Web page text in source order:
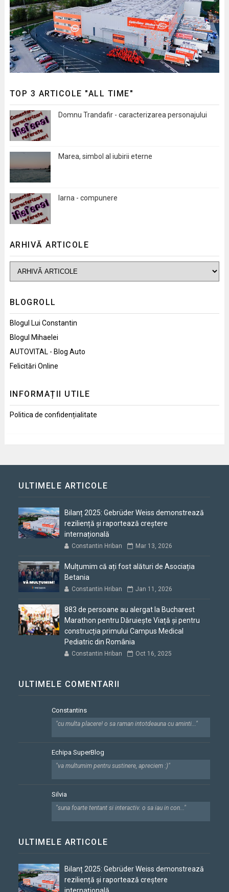
TOP 3 ARTICOLE "ALL TIME"
Domnu Trandafir - caracterizarea personajului
Marea, simbol al iubirii eterne
Iarna - compunere
ARHIVĂ ARTICOLE
BLOGROLL
Blogul Lui Constantin
Blogul Mihaelei
AUTOVITAL - Blog Auto
Felicitări Online
INFORMAȚII UTILE
Politica de confidențialitate
ULTIMELE ARTICOLE
Bilanț 2025: Gebrüder Weiss demonstrează
reziliență și raportează creștere
internațională
Constantin Hriban Mar 13, 2026
Mulțumim că ați fost alături de Asociația
Betania
Constantin Hriban Jan 11, 2026
883 de persoane au alergat la Bucharest
Marathon pentru Dăruiește Viață și pentru
construcția primului Campus Medical
Pediatric din România
Constantin Hriban Oct 16, 2025
ULTIMELE COMENTARII
Constantins
"cu multa placere! o sa raman intotdeauna cu aminti..."
Echipa SuperBlog
"va multumim pentru sustinere, apreciem :)"
Silvia
"suna foarte tentant si interactiv. o sa iau in con..."
ULTIMELE ARTICOLE
Bilanț 2025: Gebrüder Weiss demonstrează
reziliență și raportează creștere